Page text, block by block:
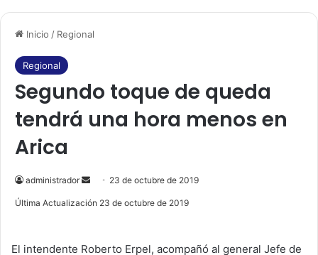
Inicio / Regional
Regional
Segundo toque de queda
tendrá una hora menos en
Arica
administrador
e
a
23 de octubre de 2019
Última Actualización 23 de octubre de 2019
El intendente Roberto Erpel, acompañó al general Jefe de
a
b
o
k
o
u
b